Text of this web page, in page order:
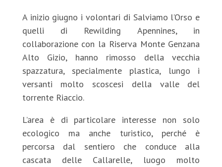
A inizio giugno i volontari di Salviamo l’Orso e
quelli di Rewilding Apennines, in
collaborazione con la Riserva Monte Genzana
Alto Gizio, hanno rimosso della vecchia
spazzatura, specialmente plastica, lungo i
versanti molto scoscesi della valle del
torrente Riaccio.
L’area è di particolare interesse non solo
ecologico ma anche turistico, perché è
percorsa dal sentiero che conduce alla
cascata delle Callarelle, luogo molto